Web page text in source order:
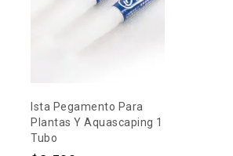
Ista Pegamento Para
Plantas Y Aquascaping 1
Tubo